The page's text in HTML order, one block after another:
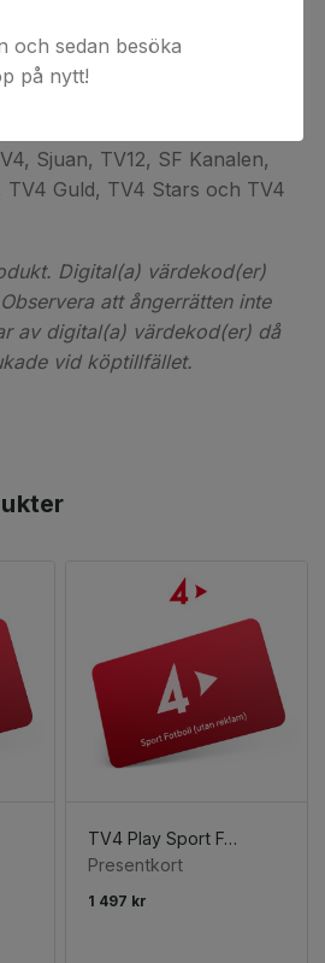
Sjuan, TV12, SF Kanalen,
TV4 Guld, TV4 Stars och TV4
Digital(a) värdekod(er)
att ångerrätten inte
av digital(a) värdekod(er) då
vid köptillfället.
TV4 Play Sport Fotboll (utan reklam)
Presentkort
1 497 kr
och sedan besöka
på nytt!